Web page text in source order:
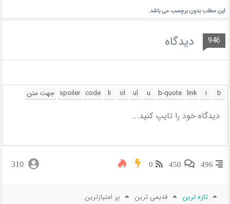
این مطلب بدون برچسب می باشد.
946 دیدگاه
496
450
0
310
تازه ترین قدیمی ترین پر امتیازترین